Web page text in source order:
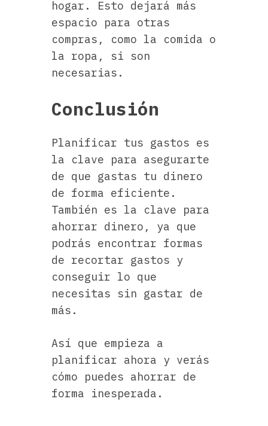
hogar. Esto dejará más
espacio para otras
compras, como la comida o
la ropa, si son
necesarias.
Conclusión
Planificar tus gastos es
la clave para asegurarte
de que gastas tu dinero
de forma eficiente.
También es la clave para
ahorrar dinero, ya que
podrás encontrar formas
de recortar gastos y
conseguir lo que
necesitas sin gastar de
más.
Así que empieza a
planificar ahora y verás
cómo puedes ahorrar de
forma inesperada.